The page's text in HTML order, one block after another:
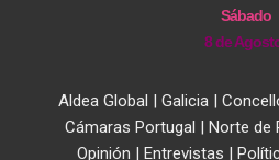
Sábado
8 de
Aldea Global | Galicia |
Cámaras Portugal | Norte de
Opinión | Entrevistas |